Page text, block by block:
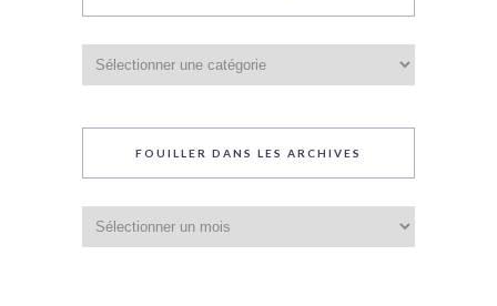
du
blog
FOUILLER DANS LES ARCHIVES
dans
les